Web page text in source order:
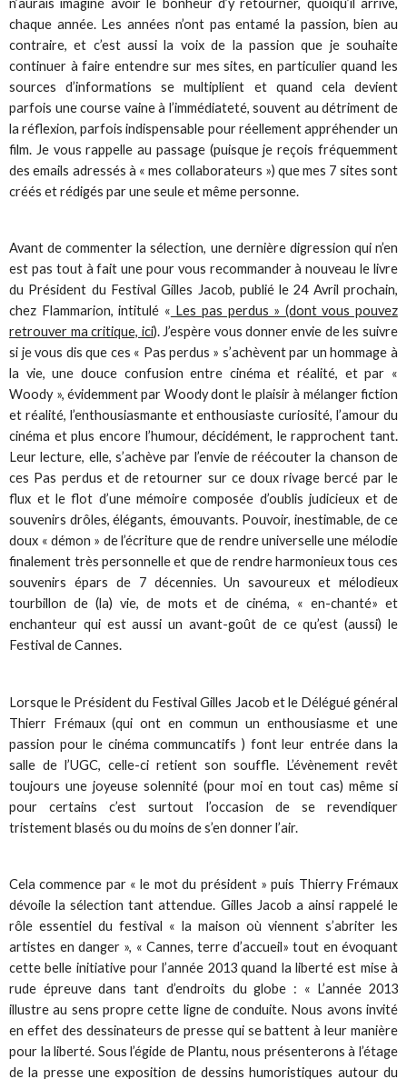
n’aurais imaginé avoir le bonheur d’y retourner, quoiqu’il arrive,
chaque année. Les années n’ont pas entamé la passion, bien au
contraire, et c’est aussi la voix de la passion que je souhaite
continuer à faire entendre sur mes sites, en particulier quand les
sources d’informations se multiplient et quand cela devient
parfois une course vaine à l’immédiateté, souvent au détriment de
la réflexion, parfois indispensable pour réellement appréhender un
film. Je vous rappelle au passage (puisque je reçois fréquemment
des emails adressés à « mes collaborateurs ») que mes 7 sites sont
créés et rédigés par une seule et même personne.
Avant de commenter la sélection, une dernière digression qui n’en
est pas tout à fait une pour vous recommander à nouveau le livre
du Président du Festival Gilles Jacob, publié le 24 Avril prochain,
chez Flammarion, intitulé « Les pas perdus » (dont vous pouvez
retrouver ma critique, ici). J’espère vous donner envie de les suivre
si je vous dis que ces « Pas perdus » s’achèvent par un hommage à
la vie, une douce confusion entre cinéma et réalité, et par «
Woody », évidemment par Woody dont le plaisir à mélanger fiction
et réalité, l’enthousiasmante et enthousiaste curiosité, l’amour du
cinéma et plus encore l’humour, décidément, le rapprochent tant.
Leur lecture, elle, s’achève par l’envie de réécouter la chanson de
ces Pas perdus et de retourner sur ce doux rivage bercé par le
flux et le flot d’une mémoire composée d’oublis judicieux et de
souvenirs drôles, élégants, émouvants. Pouvoir, inestimable, de ce
doux « démon » de l’écriture que de rendre universelle une mélodie
finalement très personnelle et que de rendre harmonieux tous ces
souvenirs épars de 7 décennies. Un savoureux et mélodieux
tourbillon de (la) vie, de mots et de cinéma, « en-chanté» et
enchanteur qui est aussi un avant-goût de ce qu’est (aussi) le
Festival de Cannes.
Lorsque le Président du Festival Gilles Jacob et le Délégué général
Thierr Frémaux (qui ont en commun un enthousiasme et une
passion pour le cinéma communcatifs ) font leur entrée dans la
salle de l’UGC, celle-ci retient son souffle. L’évènement revêt
toujours une joyeuse solennité (pour moi en tout cas) même si
pour certains c’est surtout l’occasion de se revendiquer
tristement blasés ou du moins de s’en donner l’air.
Cela commence par « le mot du président » puis Thierry Frémaux
dévoile la sélection tant attendue. Gilles Jacob a ainsi rappelé le
rôle essentiel du festival « la maison où viennent s’abriter les
artistes en danger », « Cannes, terre d’accueil» tout en évoquant
cette belle initiative pour l’année 2013 quand la liberté est mise à
rude épreuve dans tant d’endroits du globe : « L’année 2013
illustre au sens propre cette ligne de conduite. Nous avons invité
en effet des dessinateurs de presse qui se battent à leur manière
pour la liberté. Sous l’égide de Plantu, nous présenterons à l’étage
de la presse une exposition de dessins humoristiques autour du